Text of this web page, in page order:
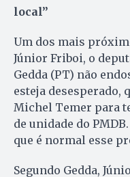
local”
Um dos mais
Júnior Friboi, o
Gedda (PT) não
esteja desesperado,
Michel Temer para
de unidade do
que é normal esse
Segundo Gedda,